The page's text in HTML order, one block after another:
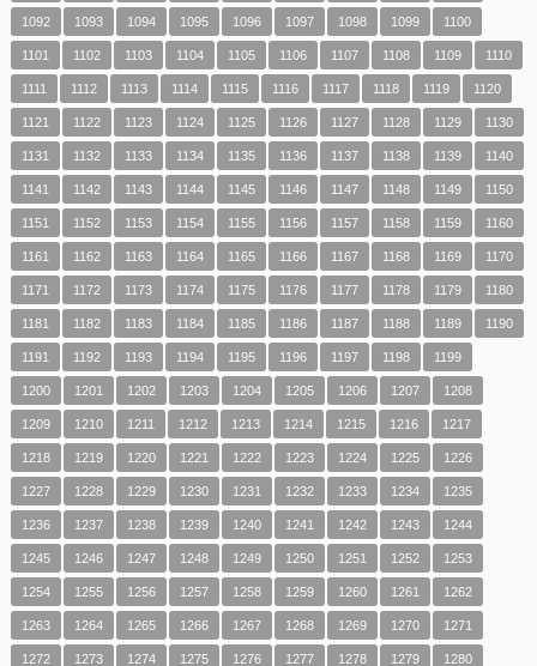
1092 1093 1094 1095 1096 1097 1098 1099 1100
1101 1102 1103 1104 1105 1106 1107 1108 1109 1110
1111 1112 1113 1114 1115 1116 1117 1118 1119 1120
1121 1122 1123 1124 1125 1126 1127 1128 1129 1130
1131 1132 1133 1134 1135 1136 1137 1138 1139 1140
1141 1142 1143 1144 1145 1146 1147 1148 1149 1150
1151 1152 1153 1154 1155 1156 1157 1158 1159 1160
1161 1162 1163 1164 1165 1166 1167 1168 1169 1170
1171 1172 1173 1174 1175 1176 1177 1178 1179 1180
1181 1182 1183 1184 1185 1186 1187 1188 1189 1190
1191 1192 1193 1194 1195 1196 1197 1198 1199
1200 1201 1202 1203 1204 1205 1206 1207 1208
1209 1210 1211 1212 1213 1214 1215 1216 1217
1218 1219 1220 1221 1222 1223 1224 1225 1226
1227 1228 1229 1230 1231 1232 1233 1234 1235
1236 1237 1238 1239 1240 1241 1242 1243 1244
1245 1246 1247 1248 1249 1250 1251 1252 1253
1254 1255 1256 1257 1258 1259 1260 1261 1262
1263 1264 1265 1266 1267 1268 1269 1270 1271
1272 1273 1274 1275 1276 1277 1278 1279 1280